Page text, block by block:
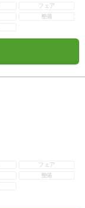
フェア
整備
フェア
整備